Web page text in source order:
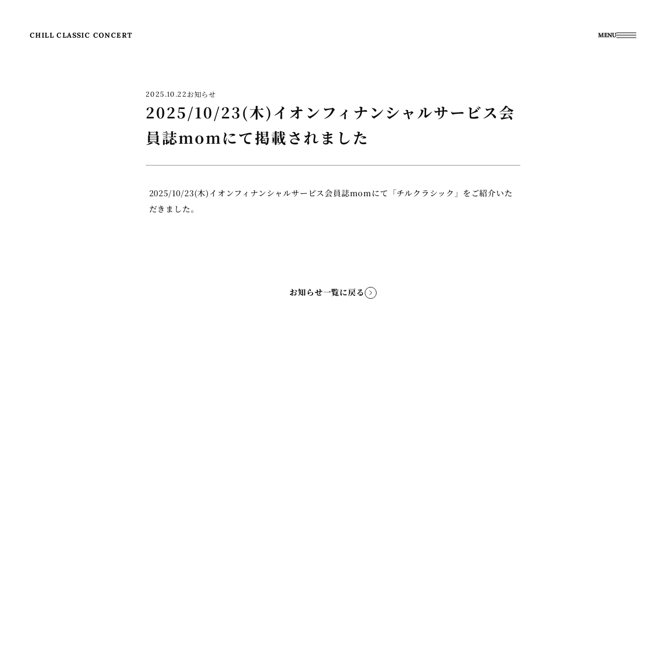
CHILL CLASSIC CONCERT MENU
2025.10.22お知らせ
2025/10/23(木)イオンフィナンシャルサービス会
員誌momにて掲載されました
2025/10/23(木)イオンフィナンシャルサービス会員誌momにて「チルクラシック」をご紹介いた
だきました。
お知らせ一覧に戻る